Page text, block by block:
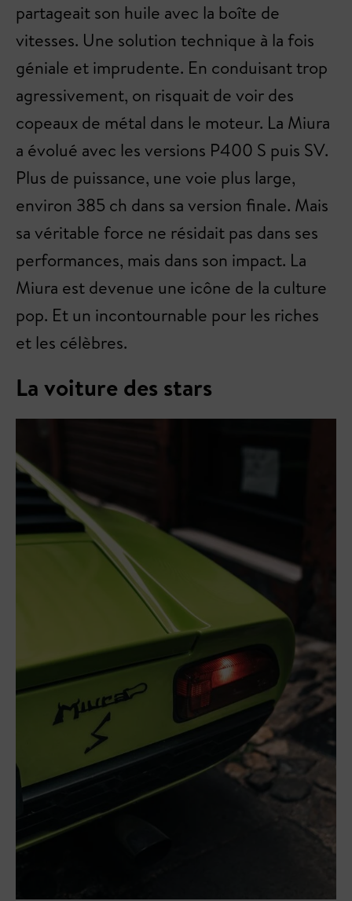
partageait son huile avec la boîte de
vitesses. Une solution technique à la fois
géniale et imprudente. En conduisant trop
agressivement, on risquait de voir des
copeaux de métal dans le moteur. La Miura
a évolué avec les versions P400 S puis SV.
Plus de puissance, une voie plus large,
environ 385 ch dans sa version finale. Mais
sa véritable force ne résidait pas dans ses
performances, mais dans son impact. La
Miura est devenue une icône de la culture
pop. Et un incontournable pour les riches
et les célèbres.
La voiture des stars